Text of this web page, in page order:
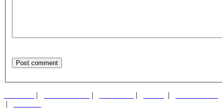
Post comment
| | | |
|